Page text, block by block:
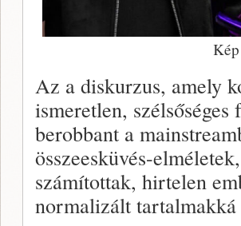
Az a diskurzus, amely
ismeretlen,
berobbant a
összeesküvés-
számítottak, hirtelen
normalizált tartalmakká